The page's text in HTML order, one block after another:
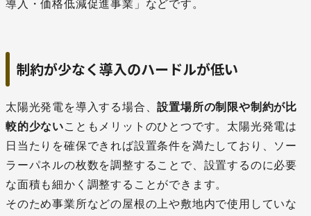
導入・価格低減促進事業」などです。
制約が少なく導入のハードルが低い
太陽光発電を導入する場合、設置場所の制限や制約が比
較的少ないこともメリットのひとつです。太陽光発電は
日当たりを確保できれば設置条件を満たしており、ソー
ラーパネルの枚数を調整することで、設置するのに必要
な面積も細かく調整することができます。
そのため事業所などの屋根の上や敷地内で使用していな